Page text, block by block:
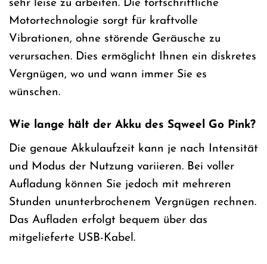
sehr leise zu arbeiten. Die fortschrittliche
Motortechnologie sorgt für kraftvolle
Vibrationen, ohne störende Geräusche zu
verursachen. Dies ermöglicht Ihnen ein diskretes
Vergnügen, wo und wann immer Sie es
wünschen.
Wie lange hält der Akku des Sqweel Go Pink?
Die genaue Akkulaufzeit kann je nach Intensität
und Modus der Nutzung variieren. Bei voller
Aufladung können Sie jedoch mit mehreren
Stunden ununterbrochenem Vergnügen rechnen.
Das Aufladen erfolgt bequem über das
mitgelieferte USB-Kabel.